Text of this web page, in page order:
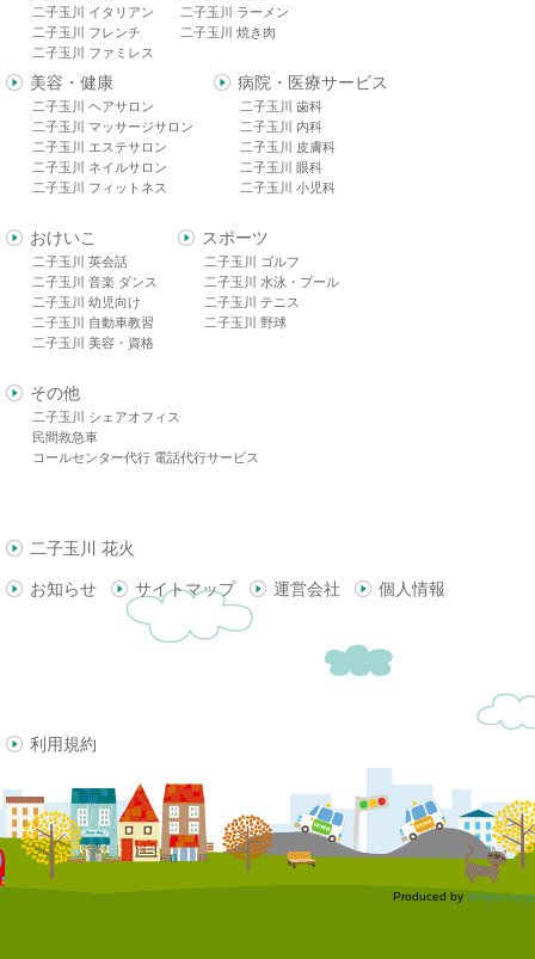
二子玉川 イタリアン
二子玉川 フレンチ
二子玉川 ファミレス
二子玉川 ラーメン
二子玉川 焼き肉
美容・健康
二子玉川 ヘアサロン
二子玉川 マッサージサロン
二子玉川 エステサロン
二子玉川 ネイルサロン
二子玉川 フィットネス
病院・医療サービス
二子玉川 歯科
二子玉川 内科
二子玉川 皮膚科
二子玉川 眼科
二子玉川 小児科
おけいこ
二子玉川 英会話
二子玉川 音楽 ダンス
二子玉川 幼児向け
二子玉川 自動車教習
二子玉川 美容・資格
スポーツ
二子玉川 ゴルフ
二子玉川 水泳・プール
二子玉川 テニス
二子玉川 野球
その他
二子玉川 シェアオフィス
民間救急車
コールセンター代行 電話代行サービス
二子玉川 花火
お知らせ サイトマップ 運営会社 個人情報
利用規約
Produced by delight.ne.jp